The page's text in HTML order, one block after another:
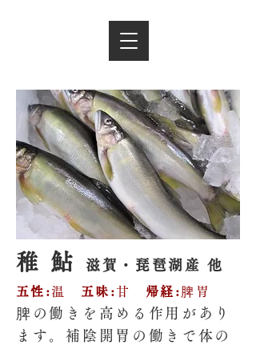
稚 鮎 滋賀・琵琶湖産 他
五性:温 五味:甘 帰経: 脾胃
脾の働きを高める作用があり
ます。補陰開胃の働きで体の